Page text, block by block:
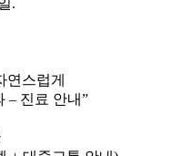
연스럽게
– 진료 안내”